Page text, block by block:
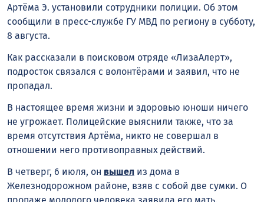
Артёма Э. установили сотрудники полиции. Об этом
сообщили в пресс-службе ГУ МВД по региону в субботу,
8 августа.
Как рассказали в поисковом отряде «ЛизаАлерт»,
подросток связался с волонтёрами и заявил, что не
пропадал.
В настоящее время жизни и здоровью юноши ничего
не угрожает. Полицейские выяснили также, что за
время отсутствия Артёма, никто не совершал в
отношении него противоправных действий.
В четверг, 6 июля, он вышел из дома в
Железнодорожном районе, взяв с собой две сумки. О
пропаже молодого человека заявила его мать.